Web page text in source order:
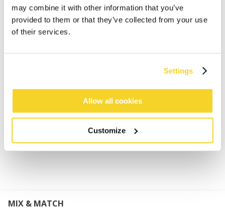
may combine it with other information that you’ve
provided to them or that they’ve collected from your use
of their services.
Settings
Allow all cookies
Customize
BESCHRIJVING
Vingerloze wanten
100% zachte wol
Leren patch op de handpalm voor extra grip
Combineer met de Haakon Beanie of Haakon
MATERIAAL EN DETAILS
MIX & MATCH